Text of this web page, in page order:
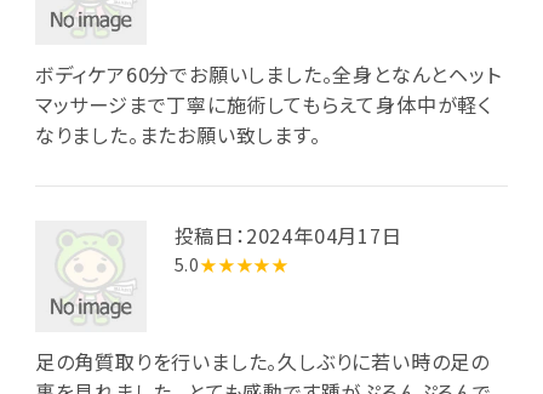
ボディケア60分でお願いしました。全身となんとヘット
マッサージまで丁寧に施術してもらえて身体中が軽く
なりました。またお願い致します。
投稿日：2024年04月17日
5.0★★★★★
足の角質取りを行いました。久しぶりに若い時の足の